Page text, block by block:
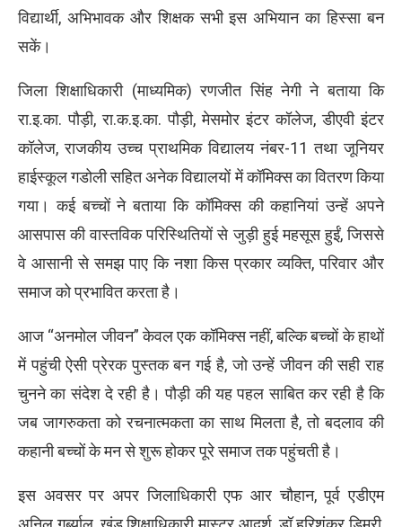
विद्यार्थी, अभिभावक और शिक्षक सभी इस अभियान का हिस्सा बन
सकें।
जिला शिक्षाधिकारी (माध्यमिक) रणजीत सिंह नेगी ने बताया कि
रा.इ.का. पौड़ी, रा.क.इ.का. पौड़ी, मेसमोर इंटर कॉलेज, डीएवी इंटर
कॉलेज, राजकीय उच्च प्राथमिक विद्यालय नंबर-11 तथा जूनियर
हाईस्कूल गडोली सहित अनेक विद्यालयों में कॉमिक्स का वितरण किया
गया। कई बच्चों ने बताया कि कॉमिक्स की कहानियां उन्हें अपने
आसपास की वास्तविक परिस्थितियों से जुड़ी हुई महसूस हुईं, जिससे
वे आसानी से समझ पाए कि नशा किस प्रकार व्यक्ति, परिवार और
समाज को प्रभावित करता है।
आज “अनमोल जीवन” केवल एक कॉमिक्स नहीं, बल्कि बच्चों के हाथों
में पहुंची ऐसी प्रेरक पुस्तक बन गई है, जो उन्हें जीवन की सही राह
चुनने का संदेश दे रही है। पौड़ी की यह पहल साबित कर रही है कि
जब जागरुकता को रचनात्मकता का साथ मिलता है, तो बदलाव की
कहानी बच्चों के मन से शुरू होकर पूरे समाज तक पहुंचती है।
इस अवसर पर अपर जिलाधिकारी एफ आर चौहान, पूर्व एडीएम